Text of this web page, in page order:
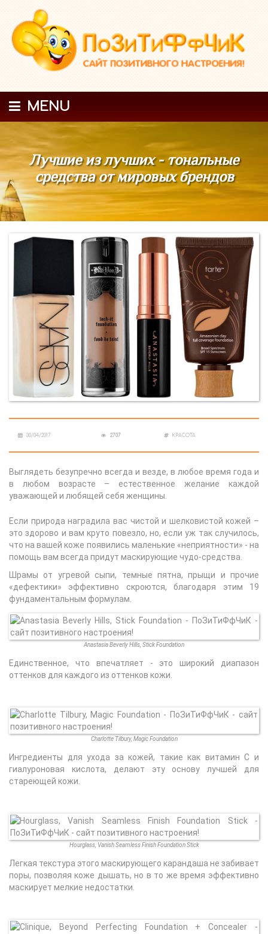
MENU
Лучшие из лучших - тональные
средства от мировых брендов
30/04/2017 2707 КРАСОТА
Выглядеть безупречно всегда и везде, в любое время года и
в любом возрасте – естественное желание каждой
уважающей и любящей себя женщины.
Если природа наградила вас чистой и шелковистой кожей –
это здорово и вам круто повезло, но, если уж так случилось,
что на вашей коже появились маленькие «неприятности» - на
помощь вам всегда придут маскирующие чудо-средства.
Шрамы от угревой сыпи, темные пятна, прыщи и прочие
«дефектики» эффективно скроются, благодаря этим 19
фундаментальным формулам.
Anastasia Beverly Hills, Stick Foundation
Единственное, что впечатляет - это широкий диапазон
оттенков для каждого из оттенков кожи.
Charlotte Tilbury, Magic Foundation
Ингредиенты для ухода за кожей, такие как витамин С и
гиалуроновая кислота, делают эту основу лучшей для
стареющей кожи.
Hourglass, Vanish Seamless Finish Foundation Stick
Легкая текстура этого маскирующего карандаша не забивает
поры, позволяя коже дышать, но в то же время эффективно
маскирует мелкие недостатки.